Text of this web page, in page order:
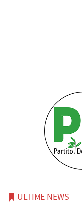
ULTIME NEWS